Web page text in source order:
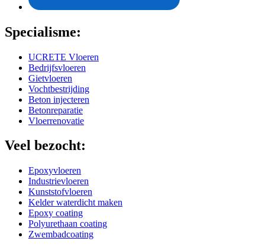
Specialisme:
UCRETE Vloeren
Bedrijfsvloeren
Gietvloeren
Vochtbestrijding
Beton injecteren
Betonreparatie
Vloerrenovatie
Veel bezocht:
Epoxyvloeren
Industrievloeren
Kunststofvloeren
Kelder waterdicht maken
Epoxy coating
Polyurethaan coating
Zwembadcoating